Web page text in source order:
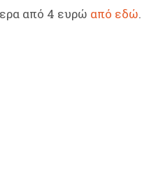
από 4 ευρώ από εδώ.